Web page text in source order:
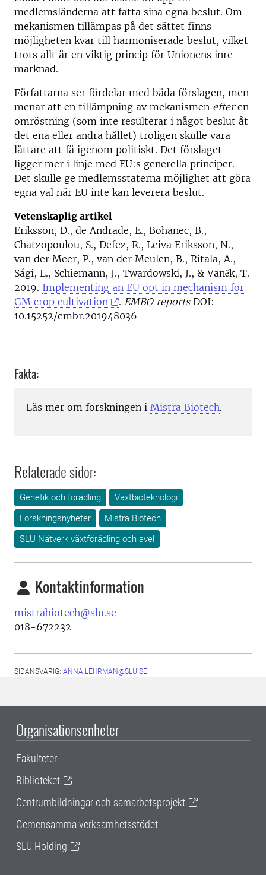
medlemsländerna att fatta sina egna beslut. Om
mekanismen tillämpas på det sättet finns
möjligheten kvar till harmoniserade beslut, vilket
trots allt är en viktig princip för Unionens inre
marknad.
Författarna ser fördelar med båda förslagen, men
menar att en tillämpning av mekanismen efteren
omröstning (som inte resulterar i något beslut åt
det ena eller andra hållet) troligen skulle vara
lättare att få igenom politiskt. Det förslaget
ligger mer i linje med EU:s generella principer.
Det skulle ge medlemsstaterna möjlighet att göra
egna val när EU inte kan leverera beslut.
Vetenskaplig artikel
Eriksson, D., de Andrade, E., Bohanec, B.,
Chatzopoulou, S., Defez, R., Leiva Eriksson, N.,
van der Meer, P., van der Meulen, B., Ritala, A.,
Sági, L., Schiemann, J., Twardowski, J., & Vaněk, T.
2019. Implementing an EU opt‐in mechanism for
GM crop cultivation
. EMBO reportsDOI:
10.15252/embr.201948036
Fakta:
Läs mer om forskningen i Mistra Biotech.
Relaterade sidor:
Genetik och förädling
Växtbioteknologi
Forskningsnyheter
Mistra Biotech
SLU Nätverk växtförädling och avel
Kontaktinformation
mistrabiotech@slu.se
018-672232
SIDANSVARIG: ANNA.LEHRMAN@SLU.SE
Organisationsenheter
Fakulteter
Biblioteket
Centrumbildningar och samarbetsprojekt
Gemensamma verksamhetsstödet
SLU Holding